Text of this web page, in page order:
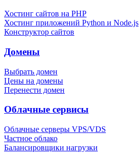
Хостинг сайтов на PHP
Хостинг приложений Python и Node.js
Конструктор сайтов
Домены
Выбрать домен
Цены на домены
Перенести домен
Облачные сервисы
Облачные серверы VPS/VDS
Частное облако
Балансировщики нагрузки